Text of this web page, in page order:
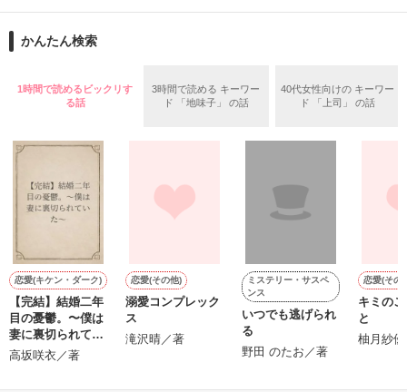
両親から虐待を受け感情を知らない女の子と
泣き方も、笑い方も、助けの求め方も、何も知らなかった。
でもみんなが教えてくれた。
『"愛してるよ"』
きになっちゃうんだって』
※表紙はフリー素材です。コンテスト用に既存作を改稿しまし
作品を読む
かんたん検索
1時間で読めるビックリす
る話
3時間で読める キーワー
ド 「地味子」 の話
40代女性向けの キーワー
ド 「上司」 の話
恋愛(キケン・ダーク)
【完結】結婚二年
目の憂鬱。〜僕は
妻に裏切られてい
た〜
高坂咲衣／著
恋愛(その他)
溺愛コンプレック
ス
滝沢晴／著
ミステリー・サスペ
ンス
いつでも逃げられ
る
野田 のたお／著
恋愛(その
キミの
と
柚月紗